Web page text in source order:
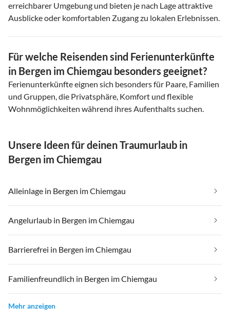
erreichbarer Umgebung und bieten je nach Lage attraktive
Ausblicke oder komfortablen Zugang zu lokalen Erlebnissen.
Für welche Reisenden sind Ferienunterkünfte
in Bergen im Chiemgau besonders geeignet?
Ferienunterkünfte eignen sich besonders für Paare, Familien
und Gruppen, die Privatsphäre, Komfort und flexible
Wohnmöglichkeiten während ihres Aufenthalts suchen.
Unsere Ideen für deinen Traumurlaub in
Bergen im Chiemgau
Alleinlage in Bergen im Chiemgau
Angelurlaub in Bergen im Chiemgau
Barrierefrei in Bergen im Chiemgau
Familienfreundlich in Bergen im Chiemgau
Mehr anzeigen